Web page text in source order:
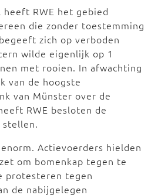
RWE het gebied
die zonder toestemming
zich op verboden
wilde eigenlijk op 1
met rooien. In afwachting
van de hoogste
van Münster over de
RWE besloten de
Actievoerders hielden
om bomenkap tegen te
protesteren tegen
de nabijgelegen